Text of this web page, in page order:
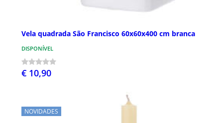
Vela quadrada São Francisco 60x60x400 cm branca
DISPONÍVEL
€ 10,90
NOVIDADES